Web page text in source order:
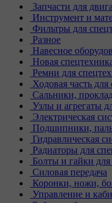
Запчасти для
Инструмент и
Фильтры для
Разное
Навесное
Новая
Ремни для
Ходовая часть
Сальники,
Узлы и агрегаты
Электрическая
Подшипники,
Гидравлическая
Радиаторы для
Болты и гайки
Силовая передача
Коронки, ножи,
Управление и